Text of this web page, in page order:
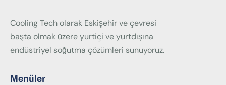
Cooling Tech olarak Eskişehir ve çevresi
başta olmak üzere yurtiçi ve yurtdışına
endüstriyel soğutma çözümleri sunuyoruz.
Menüler